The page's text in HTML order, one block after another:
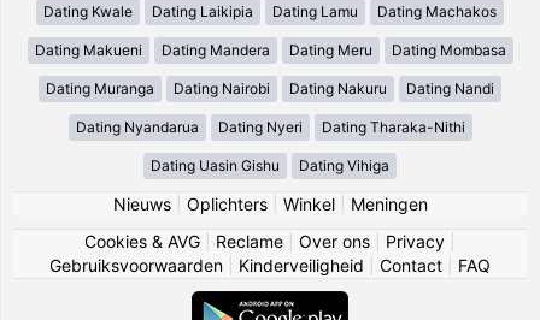
Dating Kwale Dating Laikipia Dating Lamu Dating Machakos
Dating Makueni Dating Mandera Dating Meru Dating Mombasa
Dating Muranga Dating Nairobi Dating Nakuru Dating Nandi
Dating Nyandarua Dating Nyeri Dating Tharaka-Nithi
Dating Uasin Gishu Dating Vihiga
Nieuws| Oplichters| Winkel| Meningen
Cookies & AVG
Reclame Over ons Privacy
Gebruiksvoorwaarden
Kinderveiligheid Contact FAQ